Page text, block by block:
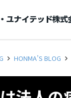
HONMA’S BLOG